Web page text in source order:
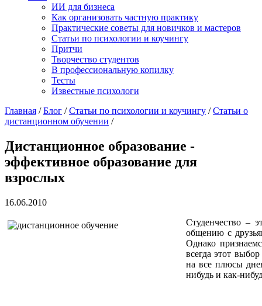
ИИ для бизнеса
Как организовать частную практику
Практические советы для новичков и мастеров
Статьи по психологии и коучингу
Притчи
Творчество студентов
В профессиональную копилку
Тесты
Известные психологи
Главная /Блог /Статьи по психологии и коучингу /Статьи о
дистанционном обучении /
Дистанционное образование -
эффективное образование для
взрослых
16.06.2010
Студенчество –
общению с
Однако
всегда этот
на все плюсы
нибудь и как-